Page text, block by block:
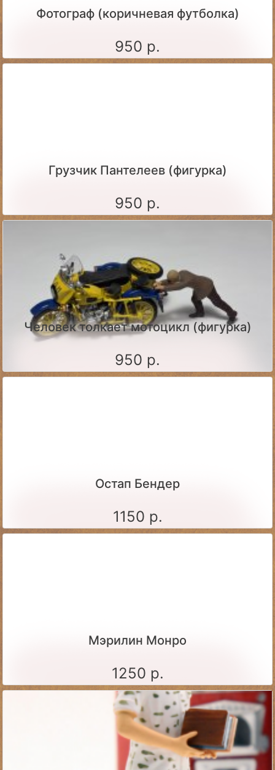
Фотограф (коричневая футболка)
950 р.
Грузчик Пантелеев (фигурка)
950 р.
Человек толкает мотоцикл (фигурка)
950 р.
Остап Бендер
1150 р.
Мэрилин Монро
1250 р.